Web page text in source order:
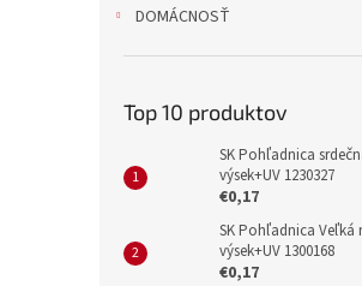
DOMÁCNOSŤ
Top 10 produktov
SK Pohľadnica
výsek+UV 1230327
€0,17
SK Pohľadnica Veľká
výsek+UV 1300168
€0,17